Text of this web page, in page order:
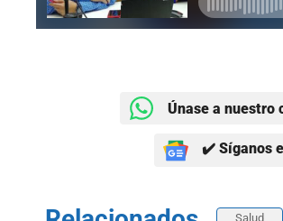
Únase a nuestro
✔️ Síganos
Salud